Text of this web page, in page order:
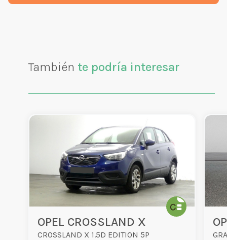
También te podría interesar
OPEL CROSSLAND X
CROSSLAND X 1.5D EDITION 5P